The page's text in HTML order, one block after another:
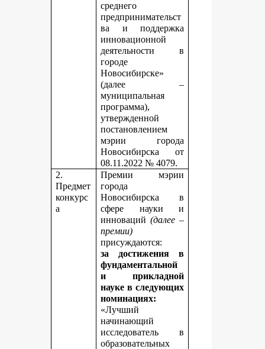
среднего
предпринимательст
ва и поддержка
инновационной
деятельности в
городе
Новосибирске»
(далее –
муниципальная
программа),
утвержденной
постановлением
мэрии города
Новосибирска от
08.11.2022 № 4079.
2.
Предмет
конкурс
а
Премии мэрии
города
Новосибирска в
сфере науки и
инноваций(далее –
премии)
присуждаются:
за достижения в
фундаментальной
и прикладной
наукев следующих
номинациях:
«Лучший
начинающий
исследователь в
образовательных